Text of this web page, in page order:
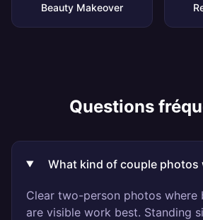
Beauty Makeover
Questions
What kind of couple photos
Clear two-person photos where
are visible work best. Standing